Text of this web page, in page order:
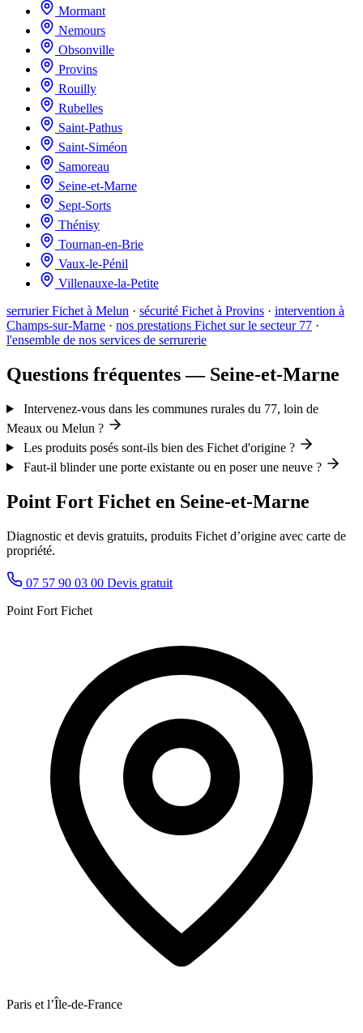
Mormant
Nemours
Obsonville
Provins
Rouilly
Rubelles
Saint-Pathus
Saint-Siméon
Samoreau
Seine-et-Marne
Sept-Sorts
Thénisy
Tournan-en-Brie
Vaux-le-Pénil
Villenauxe-la-Petite
serrurier Fichet à Melun · sécurité Fichet à Provins · intervention à
Champs-sur-Marne · nos prestations Fichet sur le secteur 77 ·
l'ensemble de nos services de serrurerie
Questions fréquentes — Seine-et-Marne
Intervenez-vous dans les communes rurales du 77, loin de
Meaux ou Melun ?
Les produits posés sont-ils bien des Fichet d'origine ?
Faut-il blinder une porte existante ou en poser une neuve ?
Point Fort Fichet en Seine-et-Marne
Diagnostic et devis gratuits, produits Fichet d’origine avec carte de
propriété.
07 57 90 03 00 Devis gratuit
Point Fort Fichet
Paris et l’Île-de-France